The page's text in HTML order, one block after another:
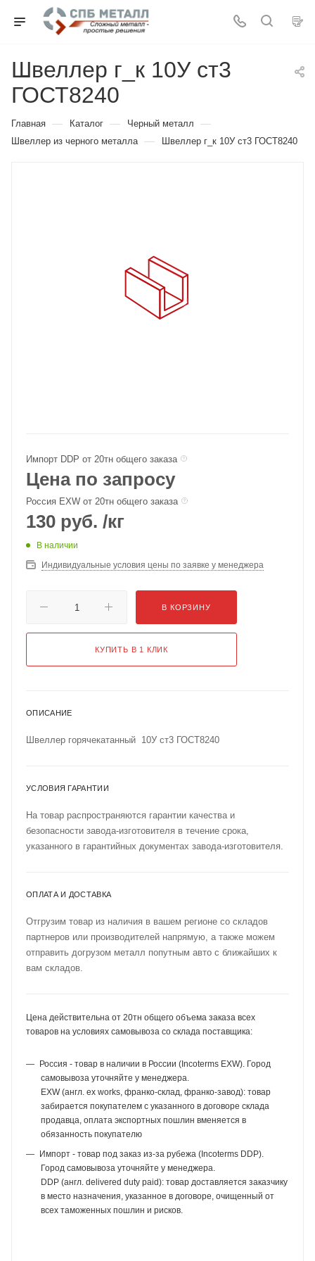
Швеллер г_к 10У ст3
ГОСТ8240
Главная — Каталог — Черный металл —
Швеллер из черного металла — Швеллер г_к 10У ст3 ГОСТ8240
Импорт DDP от 20тн общего заказа
Цена по запросу
Россия EXW от 20тн общего заказа
130 руб. /кг
В наличии
Индивидуальные условия цены по заявке у менеджера
В КОРЗИНУ
КУПИТЬ В 1 КЛИК
ОПИСАНИЕ
Швеллер горячекатанный 10У ст3 ГОСТ8240
УСЛОВИЯ ГАРАНТИИ
На товар распространяются гарантии качества и
безопасности завода-изготовителя в течение срока,
указанного в гарантийных документах завода-изготовителя.
ОПЛАТА И ДОСТАВКА
Отгрузим товар из наличия в вашем регионе со складов
партнеров или производителей напрямую, а также можем
отправить догрузом металл попутным авто с ближайших к
вам складов.
Цена действительна от 20тн общего объема заказа всех
товаров на условиях самовывоза со склада поставщика:
Россия - товар в наличии в России (Incoterms EXW). Город
самовывоза уточняйте у менеджера.
EXW (англ. ex works, франко-склад, франко-завод): товар
забирается покупателем с указанного в договоре склада
продавца, оплата экспортных пошлин вменяется в
обязанность покупателю
Импорт - товар под заказ из-за рубежа (Incoterms DDP).
Город самовывоза уточняйте у менеджера.
DDP (англ. delivered duty paid): товар доставляется заказчику
в место назначения, указанное в договоре, очищенный от
всех таможенных пошлин и рисков.